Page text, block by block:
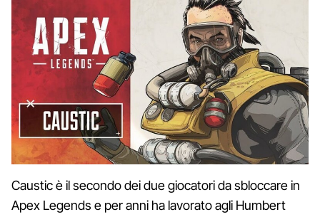
Caustic è il secondo dei due giocatori da sbloccare in
Apex Legends e per anni ha lavorato agli Humbert